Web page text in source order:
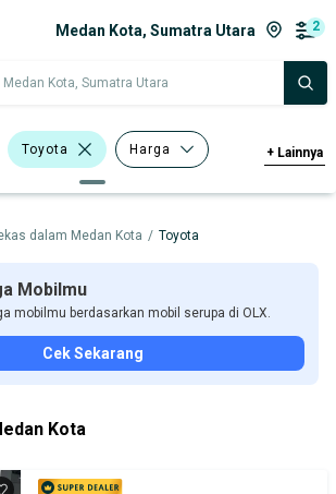
Medan Kota, Sumatra Utara 2
Medan Kota, Sumatra Utara
Toyota Harga
Tahun
Tipe Membership
+ Lainnya
dalam Medan Kota / Toyota
Mobilmu
mobilmu berdasarkan mobil serupa di OLX.
Cek Sekarang
Kota